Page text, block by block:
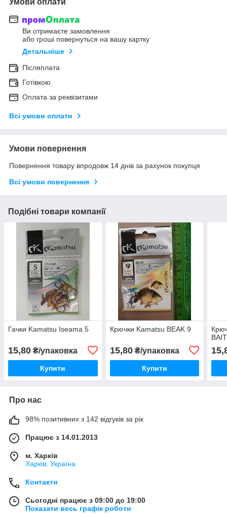
Ви отримаєте замовлення
або гроші повернуться на вашу картку
Детальніше
Післяплата
Готівкою
Оплата за реквізитами
Всі умови оплати
Умови повернення
Повернення товару впродовж 14 днів за рахунок покупця
Всі умови повернення
Подібні товари компанії
Гачки Kamatsu Iseama 5
15,80 ₴/упаковка
Купити
Крючки Kamatsu BEAK 9
15,80₴/упаковка
Купити
Про нас
98% позитивних з 142 відгуків за рік
Працює з 14.01.2013
м. Харків
Харків, Україна
Контакти
Сьогодні працює з 09:00 до 19:00
Показати весь графік роботи